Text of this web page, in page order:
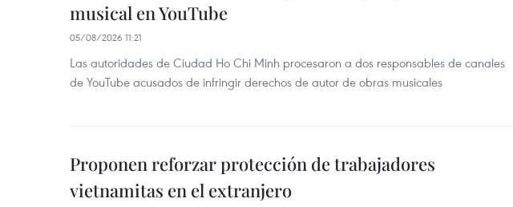
musical en YouTube
05/08/2026 11:21
Las autoridades de Ciudad Ho Chi Minh procesaron a dos responsables de canales
de YouTube acusados de infringir derechos de autor de obras musicales
Proponen reforzar protección de trabajadores
vietnamitas en el extranjero